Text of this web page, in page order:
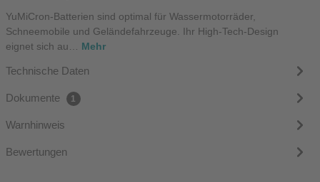
YuMiCron-Batterien sind optimal für Wassermotorräder,
Schneemobile und Geländefahrzeuge. Ihr High-Tech-Design
eignet sich au… Mehr
Technische Daten
Dokumente 1
Warnhinweis
Bewertungen